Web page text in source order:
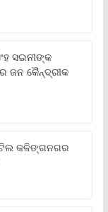
ସଇନୀଙ୍କ
ଜନ କୈନ୍ଦ୍ରୀକ
କଳିଙ୍ଗନଗର